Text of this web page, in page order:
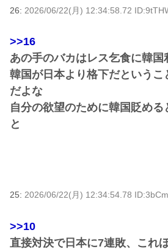
26: 2026/06/22(月) 12:34:58.72
>>16
あの手のバカはレス乞食に韓国
韓国が日本より格下だという
だよな
自分の欲望のために韓国貶める
と
25: 2026/06/22(月) 12:34:54.78
>>10
直接対決で日本に7連敗、これ